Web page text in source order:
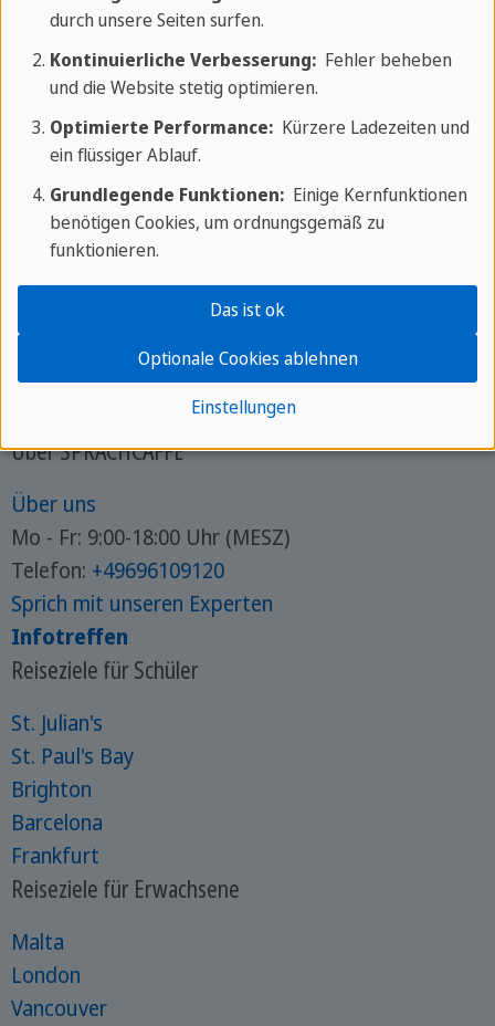
Sprachcaffe / Über Sprachcaffe
Stellenangebote / Vollzeit Job im Ausland
Über SPRACHCAFFE
Über uns
Mo - Fr: 9:00-18:00 Uhr (MESZ)
Telefon: +49696109120
Sprich mit unseren Experten
Infotreffen
Reiseziele für Schüler
St. Julian's
St. Paul's Bay
Brighton
Barcelona
Frankfurt
Reiseziele für Erwachsene
Malta
London
Vancouver
durch unsere Seiten surfen.
Kontinuierliche Verbesserung:Fehler beheben
und die Website stetig optimieren.
Optimierte Performance:Kürzere Ladezeiten und
ein flüssiger Ablauf.
Grundlegende Funktionen:Einige Kernfunktionen
benötigen Cookies, um ordnungsgemäß zu
funktionieren.
Einstellungen
Optionale Cookies ablehnen
Das ist ok